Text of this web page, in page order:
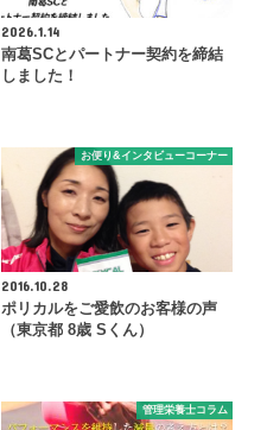
2026.1.14
南葛SCとパートナー契約を締結
しました！
お便り&インタビューコーナー
2016.10.28
ポリカルをご愛飲のお客様の声
（東京都 8歳 Sくん）
管理栄養士コラム